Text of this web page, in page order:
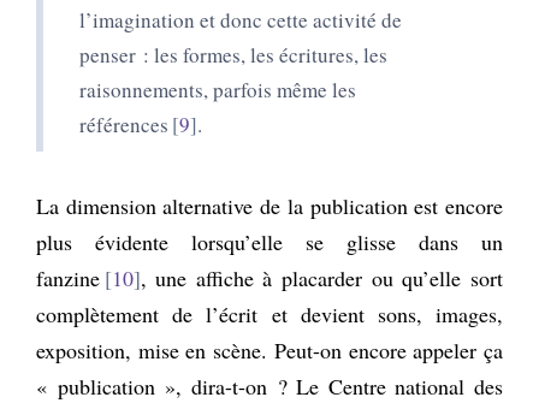
l’imagination et donc cette activité de
penser : les formes, les écritures, les
raisonnements, parfois même les
références 9 .
La dimension alternative de la publication est encore
plus évidente lorsqu’elle se glisse dans un
fanzine 10 , une affiche à placarder ou qu’elle sort
complètement de l’écrit et devient sons, images,
exposition, mise en scène. Peut-on encore appeler ça
« publication », dira-t-on ? Le Centre national des